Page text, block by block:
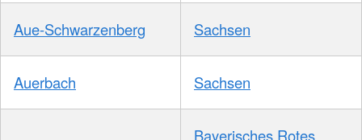
Aue-Schwarzenberg Sachsen
Auerbach Sachsen
Bayerisches Rotes